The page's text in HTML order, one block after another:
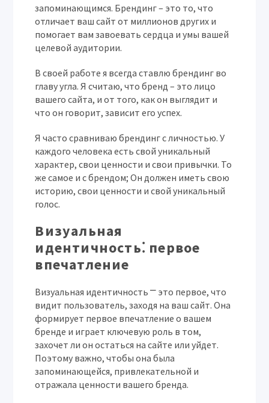
запоминающимся. Брендинг – это то, что
отличает ваш сайт от миллионов других и
помогает вам завоевать сердца и умы вашей
целевой аудитории.
В своей работе я всегда ставлю брендинг во
главу угла. Я считаю, что бренд – это лицо
вашего сайта, и от того, как он выглядит и
что он говорит, зависит его успех.
Я часто сравниваю брендинг с личностью. У
каждого человека есть свой уникальный
характер, свои ценности и свои привычки. То
же самое и с брендом; Он должен иметь свою
историю, свои ценности и свой уникальный
голос.
Визуальная
идентичность⁚ первое
впечатление
Визуальная идентичность ⎻ это первое, что
видит пользователь, заходя на ваш сайт. Она
формирует первое впечатление о вашем
бренде и играет ключевую роль в том,
захочет ли он остаться на сайте или уйдет.
Поэтому важно, чтобы она была
запоминающейся, привлекательной и
отражала ценности вашего бренда.